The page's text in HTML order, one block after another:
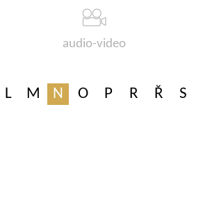
audio-video
L M N O P R Ř S